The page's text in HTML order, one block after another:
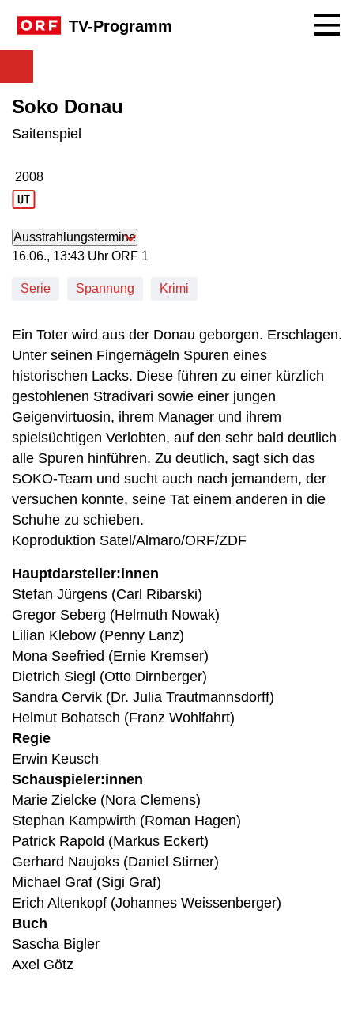
TV-Programm
Soko Donau
Saitenspiel
Produktionsjahr: 2008
2008
Ausstrahlungstermine
16. Juni, 13:43 Uhr in ORF 1
16.06., 13:43 Uhr ORF 1
Serie Spannung Krimi
Ein Toter wird aus der Donau geborgen. Erschlagen.
Unter seinen Fingernägeln Spuren eines
historischen Lacks. Diese führen zu einer kürzlich
gestohlenen Stradivari sowie einer jungen
Geigenvirtuosin, ihrem Manager und ihrem
spielsüchtigen Verlobten, auf den sehr bald deutlich
alle Spuren hinführen. Zu deutlich, sagt sich das
SOKO-Team und sucht auch nach jemandem, der
versuchen konnte, seine Tat einem anderen in die
Schuhe zu schieben.
Koproduktion Satel/Almaro/ORF/ZDF
Hauptdarsteller:innen
Stefan Jürgens (Carl Ribarski)
Gregor Seberg (Helmuth Nowak)
Lilian Klebow (Penny Lanz)
Mona Seefried (Ernie Kremser)
Dietrich Siegl (Otto Dirnberger)
Sandra Cervik (Dr. Julia Trautmannsdorff)
Helmut Bohatsch (Franz Wohlfahrt)
Regie
Erwin Keusch
Schauspieler:innen
Marie Zielcke (Nora Clemens)
Stephan Kampwirth (Roman Hagen)
Patrick Rapold (Markus Eckert)
Gerhard Naujoks (Daniel Stirner)
Michael Graf (Sigi Graf)
Erich Altenkopf (Johannes Weissenberger)
Buch
Sascha Bigler
Axel Götz